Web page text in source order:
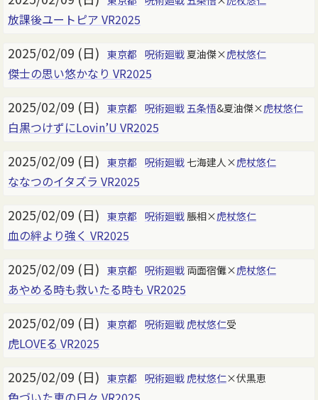
放課後ユートピア VR2025
2025/02/09 (日) 東京都 呪術廻戦 夏油傑×虎杖悠仁
傑士の思い悠かなり VR2025
2025/02/09 (日) 東京都 呪術廻戦五条悟&夏油傑×虎杖悠仁
白黒つけずにLovin’U VR2025
2025/02/09 (日) 東京都 呪術廻戦 七海建人×虎杖悠仁
ななつのイタズラ VR2025
2025/02/09 (日) 東京都 呪術廻戦 脹相×虎杖悠仁
血の絆より強く VR2025
2025/02/09 (日) 東京都 呪術廻戦両面宿儺×虎杖悠仁
あやめる時も救いたる時も VR2025
2025/02/09 (日) 東京都 呪術廻戦 虎杖悠仁受
虎LOVEる VR2025
2025/02/09 (日) 東京都 呪術廻戦 虎杖悠仁×伏黒恵